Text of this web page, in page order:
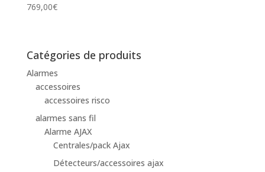
769,00€
Catégories de produits
Alarmes
accessoires
accessoires risco
alarmes sans fil
Alarme AJAX
Centrales/pack Ajax
Détecteurs/accessoires ajax